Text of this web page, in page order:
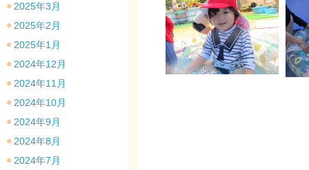
2025年3月
2025年2月
2025年1月
2024年12月
2024年11月
2024年10月
2024年9月
2024年8月
2024年7月